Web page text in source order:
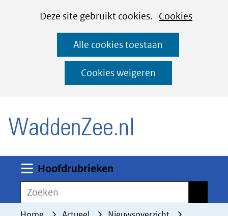
CookiesDeze site gebruikt cookies. Cookies
deze
worden
toegestaan
geweigerd.
Alle cookies toestaan
Cookies weigeren
Ga
naar
de
inhoud
Hoofdrubrieken
Zoeken